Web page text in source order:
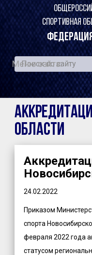
СПОРТИВНАЯ
Меню сайта:
области
24.02.2022
Приказом
спорта
февраля 2022 года
статусом